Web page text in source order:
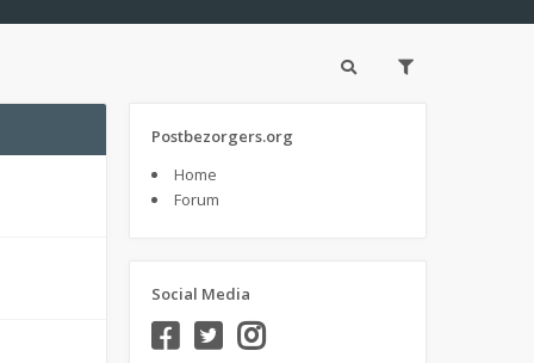
Postbezorgers.org
Home
Forum
Social Media